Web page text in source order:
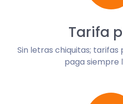
Tarifa
Sin letras chiquitas; tarifas
paga siempre